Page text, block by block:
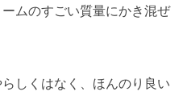
ムのすごい質量にかき混ぜ
しくはなく、ほんのり良い